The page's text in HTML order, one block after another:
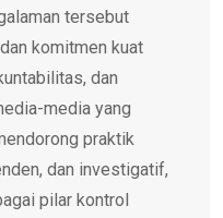
tersebut
komitmen kuat
dan
media yang
praktik
dan investigatif,
pilar kontrol